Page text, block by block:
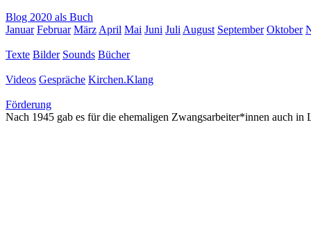
Blog 2020 als Buch
Januar Februar März April Mai Juni Juli August September Oktober
Texte Bilder Sounds Bücher
Videos Gespräche Kirchen.Klang
Förderung
Nach 1945 gab es für die ehemaligen Zwangsarbeiter*innen auch